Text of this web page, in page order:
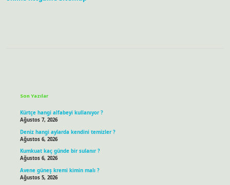
Son Yazılar
Kürtçe hangi alfabeyi kullanıyor ?
Ağustos 7, 2026
Deniz hangi aylarda kendini temizler ?
Ağustos 6, 2026
Kumkuat kaç günde bir sulanır ?
Ağustos 6, 2026
Avene güneş kremi kimin malı ?
Ağustos 5, 2026